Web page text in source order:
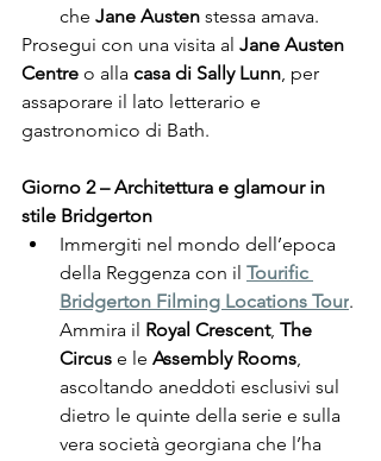
che Jane Austen stessa amava.
Prosegui con una visita al Jane Austen
Centre o alla casa di Sally Lunn , per
assaporare il lato letterario e
gastronomico di Bath.
Giorno 2 – Architettura e glamour in
stile Bridgerton
Immergiti nel mondo dell’epoca
della Reggenza con il Tourific
Bridgerton Filming Locations Tour.
Ammira il Royal Crescent, The
Circus e le Assembly Rooms
ascoltando aneddoti esclusivi sul
dietro le quinte della serie e sulla
vera società georgiana che l’ha